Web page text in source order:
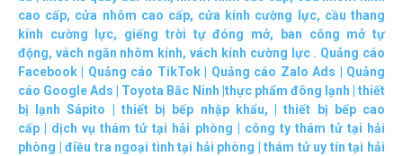
cao cấp, cửa nhôm cao cấp, cửa kính cường lực, cầu thang
kính cường lực, giếng trời tự đóng mở,
ban công mở tự
động, vách ngăn nhôm kính,vách kính cường lực. Quảng cáo
Facebook
Quảng cáo TikTok| Quảng cáo Zalo Ads
Quảng
cáo Google Ads
Toyota Bắc Ninh | thực phẩm đông lạnh |thiết
bị lạnh Sápito
thiết bị bếp nhập khẩu, |thiết bị bếp cao
cấp
dịch vụ thám tử tại hải phòng
công ty thám tử tại hải
phòng |điều tra ngoại tình tại hải phòng |thám tử uy tín tại hải